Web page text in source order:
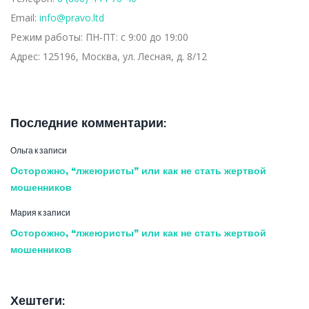
Email: info@pravo.ltd
Режим работы: ПН-ПТ: с 9:00 до 19:00
Адрес: 125196, Москва, ул. Лесная, д. 8/12
Последние комментарии:
Ольга к записи
Осторожно, “лжеюристы” или как не стать жертвой
мошенников
Мария к записи
Осторожно, “лжеюристы” или как не стать жертвой
мошенников
Хештеги: